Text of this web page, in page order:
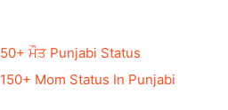
50+ ਮੌਤ Punjabi Status
150+ Mom Status In Punjabi